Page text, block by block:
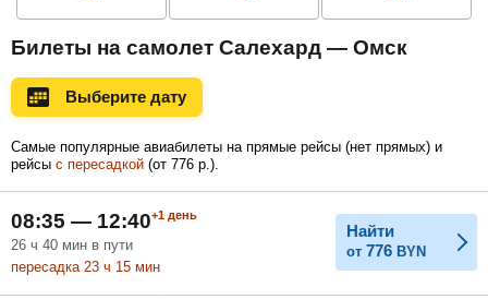
Сентябрь Октябрь
Ноябрь
Билеты на самолет Салехард — Омск
Выберите дату
Самые популярные авиабилеты на прямые рейсы (нет прямых) и
рейсы с пересадкой (от 776 р. ).
08:35 — 12:40+1 день
26 ч 40 мин в пути
пересадка 23 ч 15 мин
Найти
от 776 BYN